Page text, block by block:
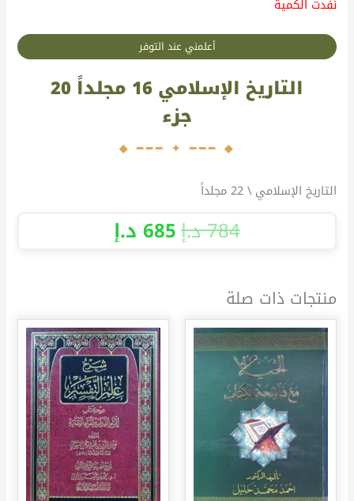
التاريخ الإسلامي 16 مجلداً 20
جزء
التاريخ الإسلامي \ 22 مجلداً
أعلمني عند التوفر
784د.إ685د.إ
منتجات ذات صلة